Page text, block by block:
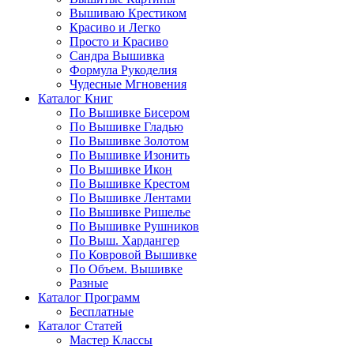
Вышиваю Крестиком
Красиво и Легко
Просто и Красиво
Сандра Вышивка
Формула Рукоделия
Чудесные Мгновения
Каталог Книг
По Вышивке Бисером
По Вышивке Гладью
По Вышивке Золотом
По Вышивке Изонить
По Вышивке Икон
По Вышивке Крестом
По Вышивке Лентами
По Вышивке Ришелье
По Вышивке Рушников
По Выш. Хардангер
По Ковровой Вышивке
По Объем. Вышивке
Разные
Каталог Программ
Бесплатные
Каталог Статей
Мастер Классы